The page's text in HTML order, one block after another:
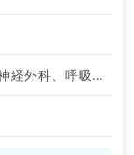
神経内科、整形外科、脳神経外科、呼吸器外科、心臓血管外科、一般内科、循環器内科、呼吸器内科、消化器内科、内分泌・代謝内科、腎臓内科